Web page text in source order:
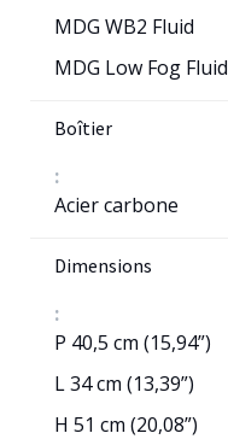
MDG WB2 Fluid
MDG Low Fog Fluid
Boîtier
:
Acier carbone
Dimensions
:
P 40,5 cm (15,94”)
L 34 cm (13,39”)
H 51 cm (20,08”)